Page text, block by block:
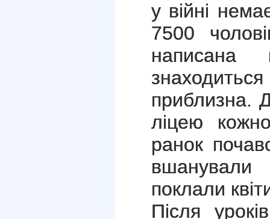
у війні
7500
приблизна.
ліцею
ранок
вшанували
поклали
Після